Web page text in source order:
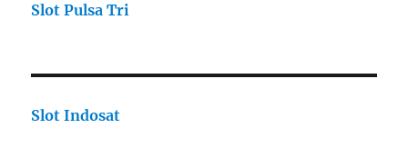
Slot Pulsa Tri
Slot Indosat